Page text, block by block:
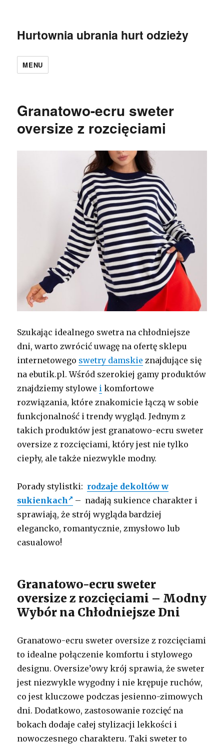
Hurtownia ubrania hurt odzieży
MENU
Granatowo-ecru sweter
oversize z rozcięciami
Szukając idealnego swetra na chłodniejsze
dni, warto zwrócić uwagę na ofertę sklepu
internetowego swetry damskie znajdujące się
na ebutik.pl. Wśród szerokiej gamy produktów
znajdziemy stylowe i komfortowe
rozwiązania, które znakomicie łączą w sobie
funkcjonalność i trendy wygląd. Jednym z
takich produktów jest granatowo-ecru sweter
oversize z rozcięciami, który jest nie tylko
ciepły, ale także niezwykle modny.
Porady stylistki: rodzaje dekoltów w
sukienkach
– nadają sukience charakter i
sprawiają, że strój wygląda bardziej
elegancko, romantycznie, zmysłowo lub
casualowo!
Granatowo-ecru sweter
oversize z rozcięciami – Modny
Wybór na Chłodniejsze Dni
Granatowo-ecru sweter oversize z rozcięciami
to idealne połączenie komfortu i stylowego
designu. Oversize’owy krój sprawia, że sweter
jest niezwykle wygodny i nie krępuje ruchów,
co jest kluczowe podczas jesienno-zimowych
dni. Dodatkowo, zastosowanie rozcięć na
bokach dodaje całej stylizacji lekkości i
nowoczesnego charakteru. Taki sweter to